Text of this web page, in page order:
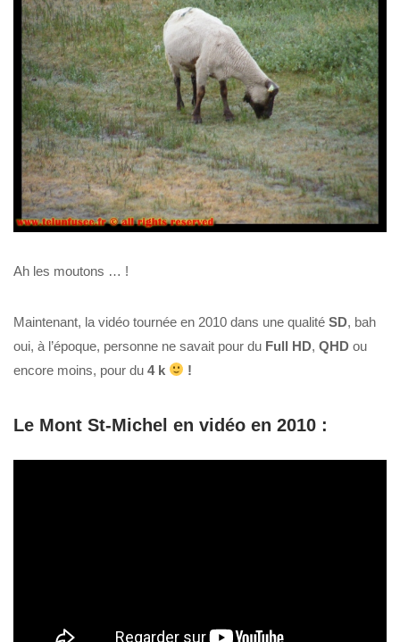
Ah les moutons … !
Maintenant, la vidéo tournée en 2010 dans une qualité SD, bah
oui, à l’époque, personne ne savait pour du Full HD, QHD ou
encore moins, pour du 4 k !
Le Mont St-Michel en vidéo en 2010 :